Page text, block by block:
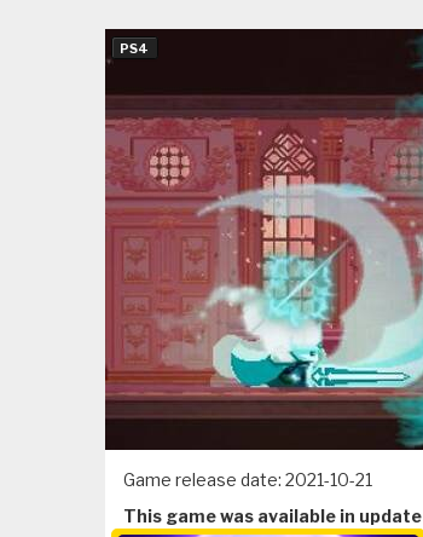
PS4
Game release date: 2021-10-21
This game was available in update